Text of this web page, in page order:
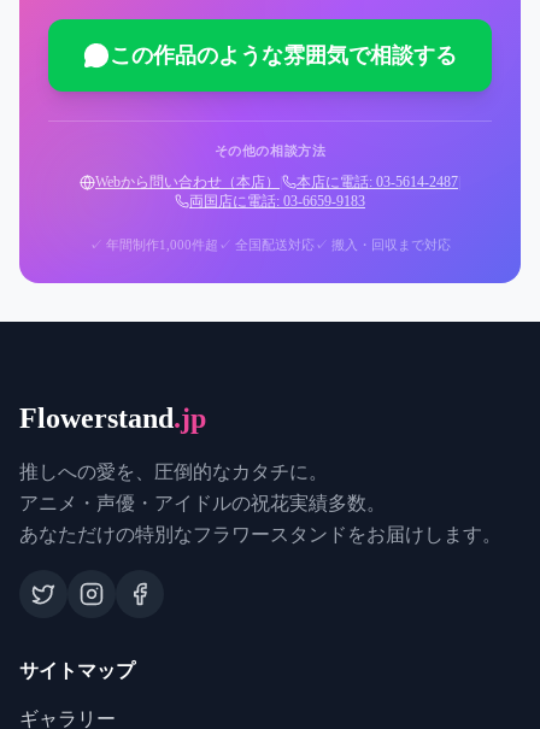
この作品のような雰囲気で相談する
その他の相談方法
Webから問い合わせ（本店） 本店に電話: 03-5614-2487
両国店に電話: 03-6659-9183
✓ 年間制作1,000件超 ✓ 全国配送対応 ✓ 搬入・回収まで対応
Flowerstand.jp
推しへの愛を、圧倒的なカタチに。
アニメ・声優・アイドルの祝花実績多数。
あなただけの特別なフラワースタンドをお届けします。
サイトマップ
ギャラリー